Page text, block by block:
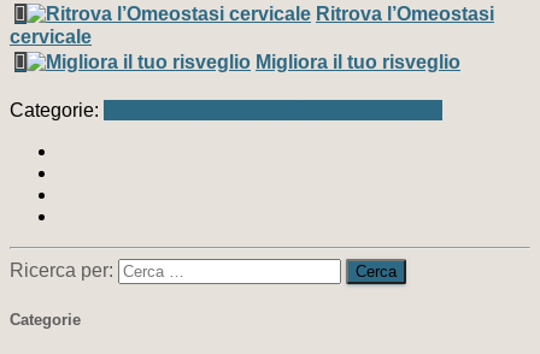
Ritrova l’Omeostasi
cervicale
Migliora il tuo risveglio
Categorie:
Ricerca per:
Categorie